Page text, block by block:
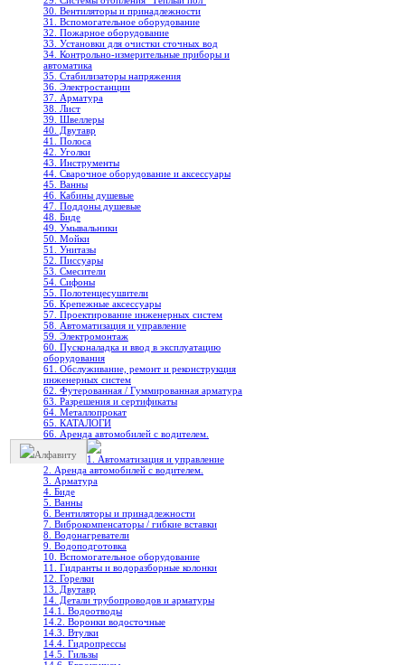
30. Вентиляторы и принадлежности
31. Вспомогательное оборудование
32. Пожарное оборудование
33. Установки для очистки сточных вод
34. Контрольно-измерительные приборы и
автоматика
35. Стабилизаторы напряжения
36. Электростанции
37. Арматура
38. Лист
39. Швеллеры
40. Двутавр
41. Полоса
42. Уголки
43. Инструменты
44. Сварочное оборудование и аксессуары
45. Ванны
46. Кабины душевые
47. Поддоны душевые
48. Биде
49. Умывальники
50. Мойки
51. Унитазы
52. Писсуары
53. Смесители
54. Сифоны
55. Полотенцесушители
56. Крепежные аксессуары
57. Проектирование инженерных систем
58. Автоматизация и управление
59. Электромонтаж
60. Пусконаладка и ввод в эксплуатацию
оборудования
61. Обслуживание, ремонт и реконструкция
инженерных систем
62. Футерованная / Гуммированная арматура
63. Разрешения и сертификаты
64. Металлопрокат
65. КАТАЛОГИ
66. Аренда автомобилей с водителем.
Алфавиту
1. Автоматизация и управление
2. Аренда автомобилей с водителем.
3. Арматура
4. Биде
5. Ванны
6. Вентиляторы и принадлежности
7. Виброкомпенсаторы / гибкие вставки
8. Водонагреватели
9. Водоподготовка
10. Вспомогательное оборудование
11. Гидранты и водоразборные колонки
12. Горелки
13. Двутавр
14. Детали трубопроводов и арматуры
14.1. Водоотводы
14.2. Воронки водосточные
14.3. Втулки
14.4. Гидропрессы
14.5. Гильзы